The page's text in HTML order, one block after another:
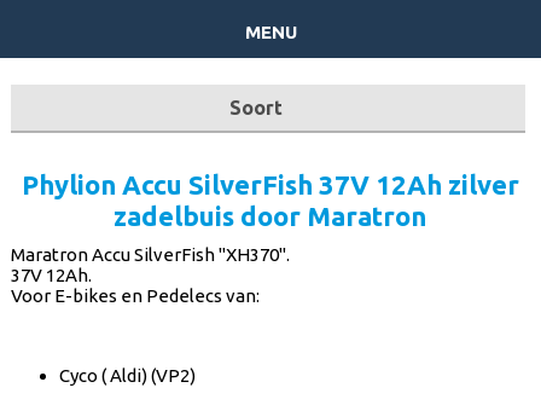
menu
Soort
Phylion Accu SilverFish 37V 12Ah zilver
zadelbuis door Maratron
Maratron Accu SilverFish "XH370".
37V 12Ah.
Voor E-bikes en Pedelecs van:
Cyco ( Aldi) (VP2)